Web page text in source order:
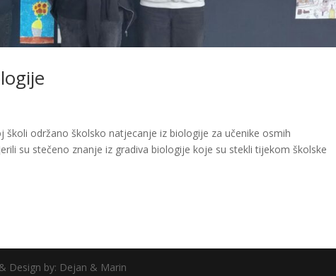
školi održano školsko natjecanje iz biologije za učenike osmih
su stečeno znanje iz gradiva biologije koje su stekli tijekom školske
Design by: Dejan & Marin